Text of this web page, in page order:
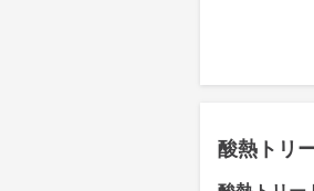
酸熱トリ